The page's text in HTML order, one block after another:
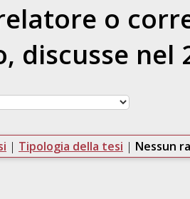
o
, discusse nel
| Tipologia della tesi | Nessun